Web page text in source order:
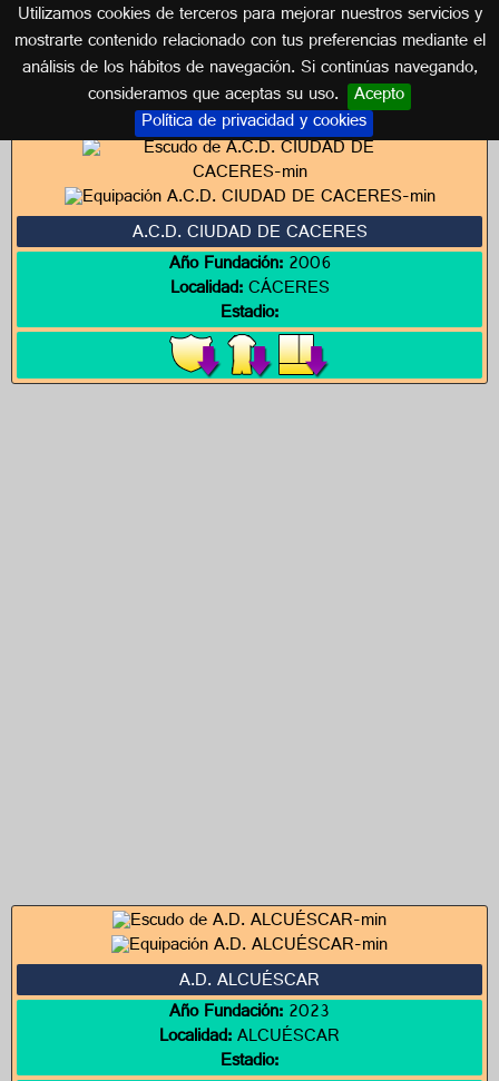
Utilizamos cookies de terceros para mejorar nuestros servicios y
mostrarte contenido relacionado con tus preferencias mediante el
análisis de los hábitos de navegación. Si continúas navegando,
consideramos que aceptas su uso. Acepto
Política de privacidad y cookies
Escudos de EXTREMADURA
EXTREMADURA
A.C.D. CIUDAD DE CACERES
Año Fundación:2006
Localidad:CÁCERES
Estadio:
A.D. ALCUÉSCAR
Año Fundación:2023
Localidad:ALCUÉSCAR
Estadio: